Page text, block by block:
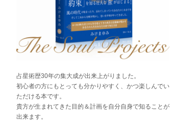
占星術歴30年の集大成が出来上がりました。
初心者の方にもとっても分かりやすく、かつ楽しんでい
ただける本です。
貴方が生まれてきた目的＆計画を自分自身で知ることが
出来ます。